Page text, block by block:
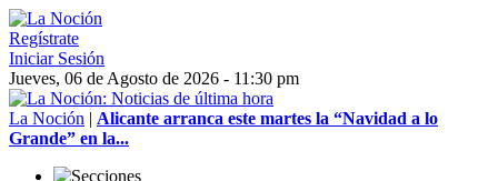
Regístrate
Iniciar Sesión
Jueves, 06 de Agosto de 2026 - 11:30 pm
La Noción | Alicante arranca este martes la “Navidad a lo
Grande” en la...